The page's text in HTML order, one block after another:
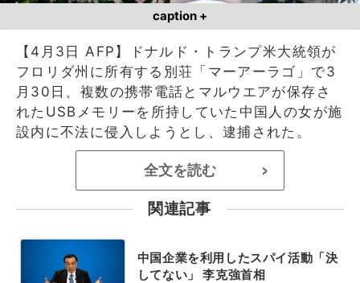
caption +
【4月3日 AFP】ドナルド・トランプ米大統領が
フロリダ州に所有する別荘「マーアーラゴ」で3
月30日、複数の携帯電話とマルウエアが保存さ
れたUSBメモリーを所持していた中国人の女が施
設内に不法に侵入しようとし、逮捕された。
全文を読む >
関連記事
中国企業を利用したスパイ活動「決
してない」 李克強首相